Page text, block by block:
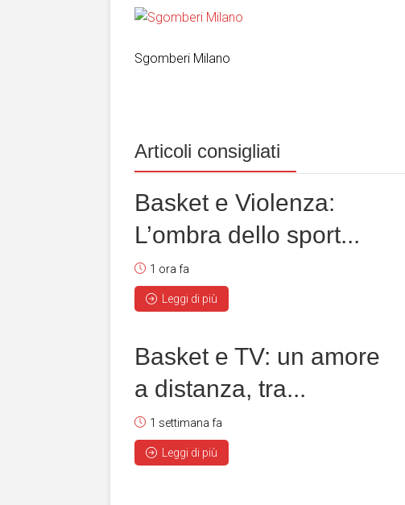
Sgomberi Milano
Articoli consigliati
Basket e Violenza:
L’ombra dello sport...
1 ora fa
Leggi di più
Basket e TV: un amore
a distanza, tra...
1 settimana fa
Leggi di più